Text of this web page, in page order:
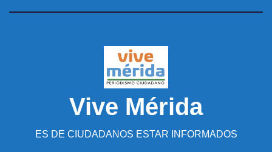
Vive Mérida
ES DE CIUDADANOS ESTAR INFORMADOS